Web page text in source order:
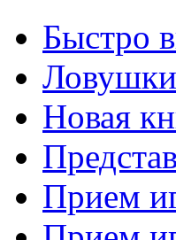
Быстро
Новая
Прием